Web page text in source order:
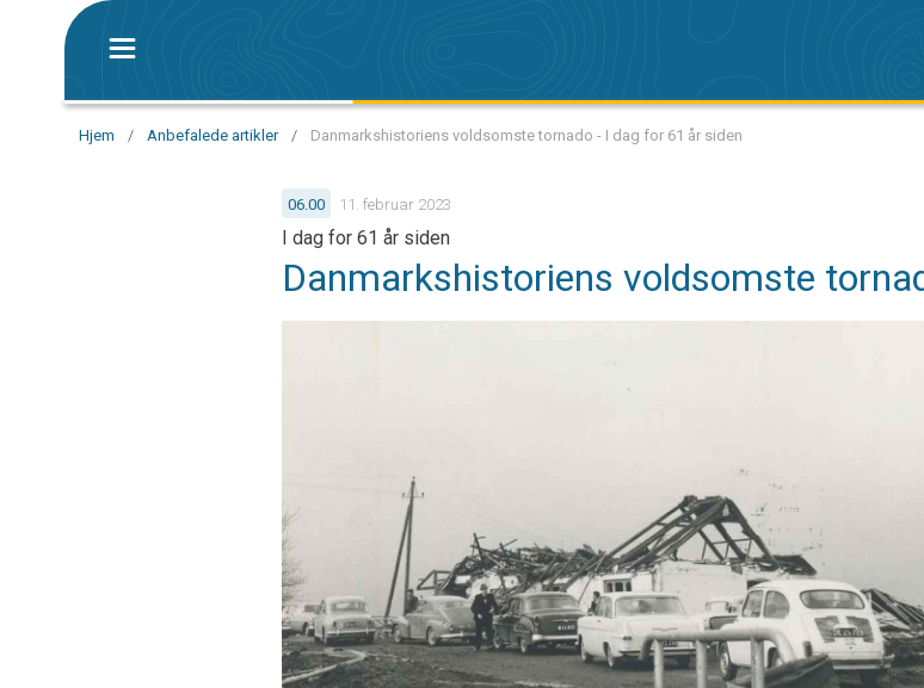
Hjem / Anbefalede artikler / Danmarkshistoriens voldsomste tornado - I dag for 61 år siden
06.00 11. februar 2023
I dag for 61 år siden
Danmarkshistoriens voldsomste